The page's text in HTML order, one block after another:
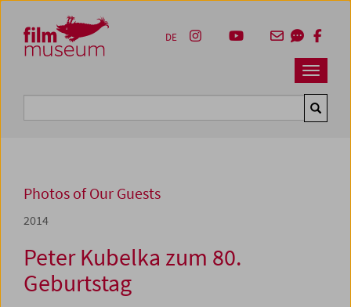
Zum Inhalt
Zum Hauptmenü
Zur Servicenavigation
Zum Suche
Navbar
DE
Photos of Our Guests
2014
Peter Kubelka zum 80.
Geburtstag